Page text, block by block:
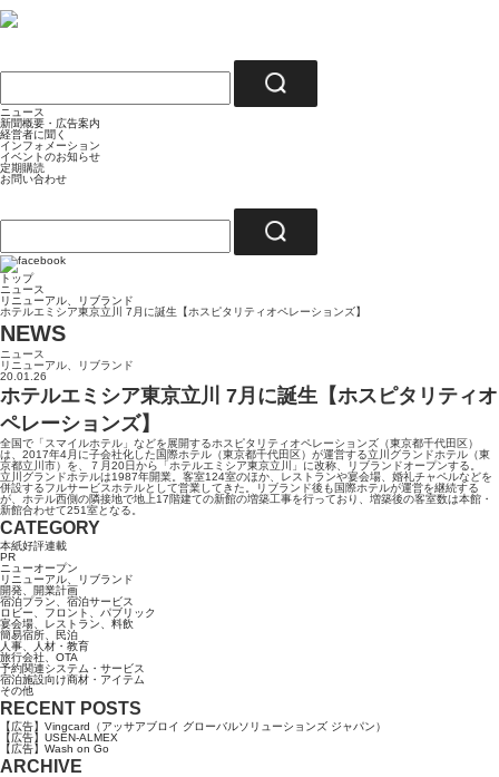
ニュース
新聞概要・広告案内
経営者に聞く
インフォメーション
イベントのお知らせ
定期購読
お問い合わせ
トップ
ニュース
リニューアル、リブランド
ホテルエミシア東京立川 7月に誕生【ホスピタリティオペレーションズ】
NEWS
ニュース
リニューアル、リブランド
20.01.26
ホテルエミシア東京立川 7月に誕生【ホスピタリティオ
ペレーションズ】
全国で「スマイルホテル」などを展開するホスピタリティオペレーションズ（東京都千代田区）
は、2017年4月に子会社化した国際ホテル（東京都千代田区）が運営する立川グランドホテル（東
京都立川市）を、７月20日から「ホテルエミシア東京立川」に改称、リブランドオープンする。
立川グランドホテルは1987年開業。客室124室のほか、レストランや宴会場、婚礼チャペルなどを
併設するフルサービスホテルとして営業してきた。リブランド後も国際ホテルが運営を継続する
が、ホテル西側の隣接地で地上17階建ての新館の増築工事を行っており、増築後の客室数は本館・
新館合わせて251室となる。
CATEGORY
本紙好評連載
PR
ニューオープン
リニューアル、リブランド
開発、開業計画
宿泊プラン、宿泊サービス
ロビー、フロント、パブリック
宴会場、レストラン、料飲
簡易宿所、民泊
人事、人材・教育
旅行会社、OTA
予約関連システム・サービス
宿泊施設向け商材・アイテム
その他
RECENT POSTS
【広告】Vingcard（アッサアブロイ グローバルソリューションズ ジャパン）
【広告】USEN-ALMEX
【広告】Wash on Go
ARCHIVE